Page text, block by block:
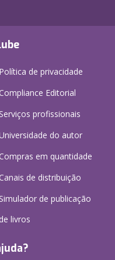
Política de privacidade
Editorial
Serviços profissionais
do autor
em quantidade
de distribuição
Simulador de publicação
de livros